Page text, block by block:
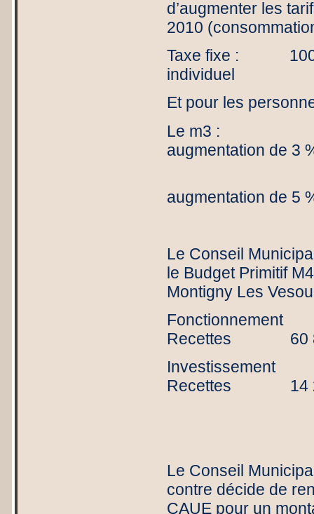
d’augmenter les
2010
Taxe fixe :
individuel
Et pour les
Le m3 : 1
augmentation de 3
augmentation de 5
Le Conseil
le Budget Primitif
Montigny Les
Recettes
Recettes
Le Conseil
contre décide de
CAUE pour un